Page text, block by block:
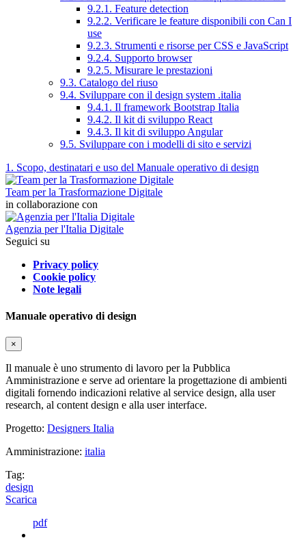
9.2.1. Feature detection
9.2.2. Verificare le feature disponibili con Can I
use
9.2.3. Strumenti e risorse per CSS e JavaScript
9.2.4. Supporto browser
9.2.5. Misurare le prestazioni
9.3. Catalogo del riuso
9.4. Sviluppare con il design system .italia
9.4.1. Il framework Bootstrap Italia
9.4.2. Il kit di sviluppo React
9.4.3. Il kit di sviluppo Angular
9.5. Sviluppare con i modelli di sito e servizi
1. Scopo, destinatari e uso del Manuale operativo di design
Team per la Trasformazione Digitale
in collaborazione con
Agenzia per l'Italia Digitale
Seguici su
Privacy policy
Cookie policy
Note legali
Manuale operativo di design
×
Il manuale è uno strumento di lavoro per la Pubblica
Amministrazione e serve ad orientare la progettazione di ambienti
digitali fornendo indicazioni relative al service design, alla user
research, al content design e alla user interface.
Progetto: Designers Italia
Amministrazione: italia
Tag:
design
Scarica
pdf